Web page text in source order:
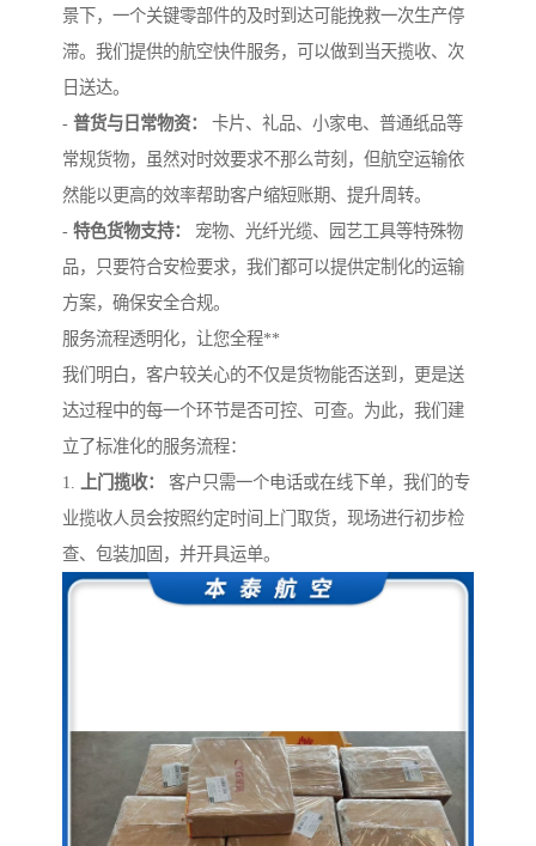
景下，一个关键零部件的及时到达可能挽救一次生产停
滞。我们提供的航空快件服务，可以做到当天揽收、次
日送达。
- 普货与日常物资：
卡片、礼品、小家电、普通纸品等
常规货物，虽然对时效要求不那么苛刻，但航空运输依
然能以更高的效率帮助客户缩短账期、提升周转。
- 特色货物支持：
宠物、光纤光缆、园艺工具等特殊物
品，只要符合安检要求，我们都可以提供定制化的运输
方案，确保安全合规。
服务流程透明化，让您全程**
我们明白，客户较关心的不仅是货物能否送到，更是送
达过程中的每一个环节是否可控、可查。为此，我们建
立了标准化的服务流程：
1.
上门揽收：
客户只需一个电话或在线下单，我们的专
业揽收人员会按照约定时间上门取货，现场进行初步检
查、包装加固，并开具运单。